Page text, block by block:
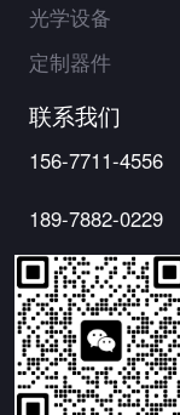
光学设备
定制器件
联系我们
156-7711-4556
189-7882-0229